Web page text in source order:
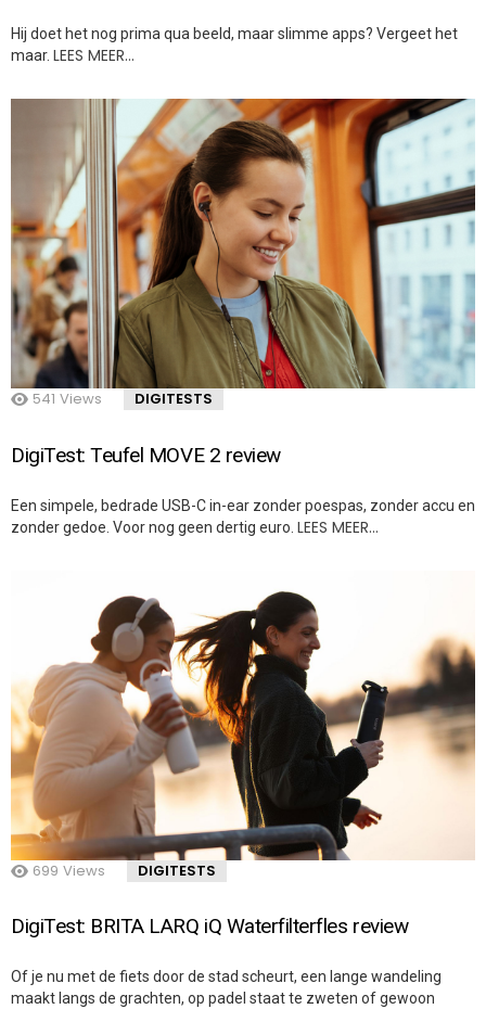
Hij doet het nog prima qua beeld, maar slimme apps? Vergeet het
maar. LEES MEER…
541 Views DIGITESTS
DigiTest: Teufel MOVE 2 review
Een simpele, bedrade USB-C in-ear zonder poespas, zonder accu en
zonder gedoe. Voor nog geen dertig euro. LEES MEER…
699 Views DIGITESTS
DigiTest: BRITA LARQ iQ Waterfilterfles review
Of je nu met de fiets door de stad scheurt, een lange wandeling
maakt langs de grachten, op padel staat te zweten of gewoon